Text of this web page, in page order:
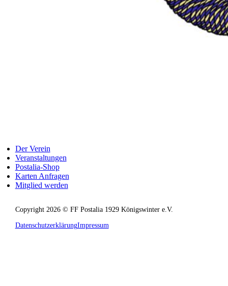
Der Verein
Veranstaltungen
Postalia-Shop
Karten Anfragen
Mitglied werden
Copyright 2026 © FF Postalia 1929 Königswinter e.V.
DatenschutzerklärungImpressum